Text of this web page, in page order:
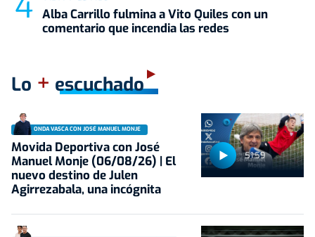
Alba Carrillo fulmina a Vito Quiles con un
comentario que incendia las redes
Lo + escuchado
51:59
ONDA VASCA CON JOSÉ MANUEL MONJE
Movida Deportiva con José
Manuel Monje (06/08/26) | El
nuevo destino de Julen
Agirrezabala, una incógnita